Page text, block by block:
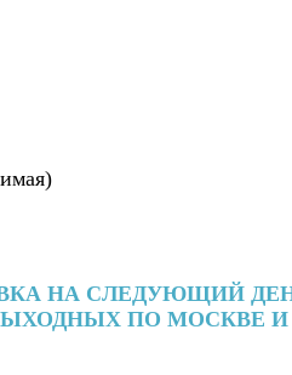
НА СЛЕДУЮЩИЙ
ПО МОСКВЕ И